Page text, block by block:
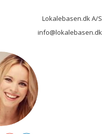
Lokalebasen.dk A/S
info@lokalebasen.dk